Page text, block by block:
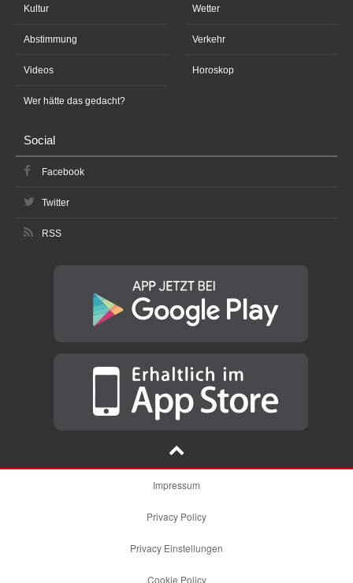
Kultur
Abstimmung
Videos
Wer hätte das gedacht?
Wetter
Verkehr
Horoskop
Social
Facebook
Twitter
RSS
Impressum
Privacy Policy
Privacy Einstellungen
Cookie Policy